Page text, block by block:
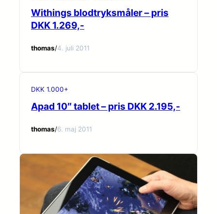
Withings blodtryksmåler – pris
DKK 1.269,-
thomas/4. juli 2011
DKK 1.000+
Apad 10″ tablet – pris DKK 2.195,-
thomas/6. maj 2011